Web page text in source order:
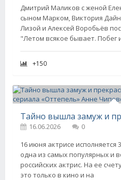
Дмитрий Маликов с женой
сыном Марком, Виктория
Лизой и Алексей Воробьёв
"Летом всякое бывает. Побег
+150
16.06.2026
0
16 июня актрисе
одна из самых популярных и
российских актрис. На ее
это только в кино и на